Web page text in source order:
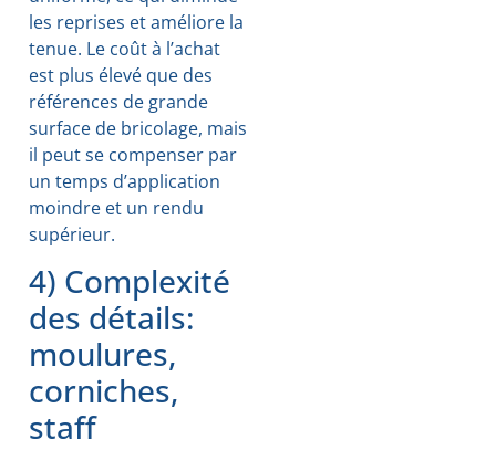
les reprises et améliore la
tenue. Le coût à l’achat
est plus élevé que des
références de grande
surface de bricolage, mais
il peut se compenser par
un temps d’application
moindre et un rendu
supérieur.
4) Complexité
des détails:
moulures,
corniches,
staff